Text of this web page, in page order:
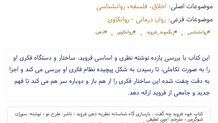
موضوعات اصلی:اخلاق، فلسفه، روانشناسی
موضوعات فرعی: روان درمانی - روانکاوی
#روانشناسی ، #زیگموند_فروید ، #روانکاوی ، #ذهن
این کتاب با بررسی یازده نوشته نظری و اساسی فروید، ساختار و دستگاه فکری او
را به صورت تکاملی، تا رسیدن به شکل پیچیده نظام فکری او بررسی می کند و اجزا
به دقت چفت شده این ساختار فکری را از هم باز و دوباره سر هم می کند تا فهم
جدید و جامعی از فروید ارائه دهد.
کتاب خود فروید چه گفت ، بازسازی گاه شناسانه نظریه ذهن فروید ؛ ناشر: طرح نو ؛ نوشته: سوزان
شوگرمن ؛ مترجم: امین لطیفی